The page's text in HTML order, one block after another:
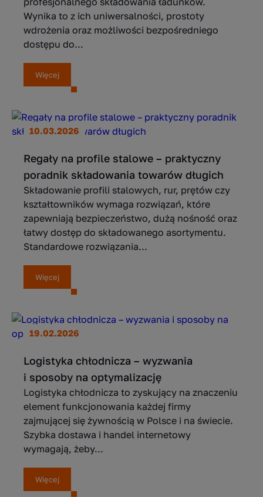
Wynika to z ich uniwersalności, prostoty
wdrożenia oraz możliwości bezpośredniego
dostępu do...
Więcej
10.03.2026
Regały na profile stalowe – praktyczny
poradnik składowania towarów długich
Składowanie profili stalowych, rur, prętów czy
kształtowników wymaga rozwiązań, które
zapewniają bezpieczeństwo, dużą nośność oraz
łatwy dostęp do składowanego asortymentu.
Standardowe rozwiązania...
Więcej
19.02.2026
Logistyka chłodnicza – wyzwania
i sposoby na optymalizację
Logistyka chłodnicza to zyskujący na znaczeniu
element funkcjonowania każdej firmy
zajmującej się żywnością w Polsce i na świecie.
Szybka dostawa i handel internetowy
wymagają, żeby...
Więcej